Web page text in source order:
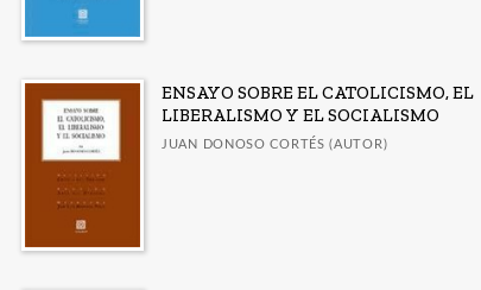
ENSAYO SOBRE EL CATOLICISMO, EL
LIBERALISMO Y EL SOCIALISMO
JUAN DONOSO CORTÉS (AUTOR)